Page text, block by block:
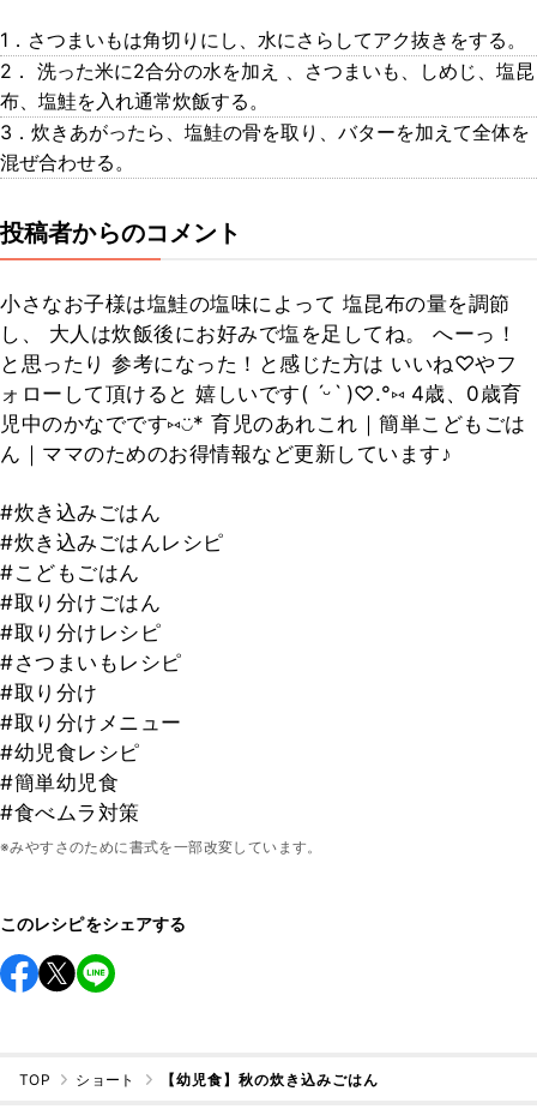
1．さつまいもは角切りにし、水にさらしてアク抜きをする。
2． 洗った米に2合分の水を加え 、さつまいも、しめじ、塩昆
布、塩鮭を入れ通常炊飯する。
3．炊きあがったら、塩鮭の骨を取り、バターを加えて全体を
混ぜ合わせる。
投稿者からのコメント
小さなお子様は塩鮭の塩味によって 塩昆布の量を調節
し、 大人は炊飯後にお好みで塩を足してね。 へーっ！
と思ったり 参考になった！と感じた方は いいね♡やフ
ォローして頂けると 嬉しいです( ˊᵕˋ )♡.°⑅ 4歳、0歳育
児中のかなでです⑅◡̈* 育児のあれこれ｜簡単こどもごは
ん｜ママのためのお得情報など更新しています♪
#炊き込みごはん
#炊き込みごはんレシピ
#こどもごはん
#取り分けごはん
#取り分けレシピ
#さつまいもレシピ
#取り分け
#取り分けメニュー
#幼児食レシピ
#簡単幼児食
#食べムラ対策
※みやすさのために書式を一部改変しています。
このレシピをシェアする
TOP ショート 【幼児食】秋の炊き込みごはん